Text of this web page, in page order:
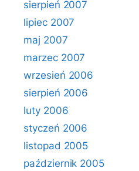
sierpień 2007
lipiec 2007
maj 2007
marzec 2007
wrzesień 2006
sierpień 2006
luty 2006
styczeń 2006
listopad 2005
październik 2005